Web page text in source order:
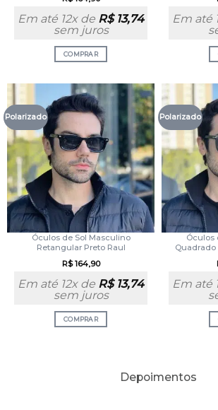
Em até 12x de R$13,74
sem juros
COMPRAR
Em até
Polarizado
Óculos de Sol Masculino
Retangular Preto Raul
R$164,90
Em até 12x de R$13,74
sem juros
COMPRAR
Polarizado
Óculos
Quadrado
Em até
Depoimentos